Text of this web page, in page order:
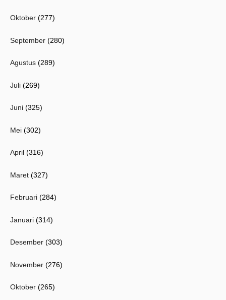
Oktober (277)
September (280)
Agustus (289)
Juli (269)
Juni (325)
Mei (302)
April (316)
Maret (327)
Februari (284)
Januari (314)
Desember (303)
November (276)
Oktober (265)